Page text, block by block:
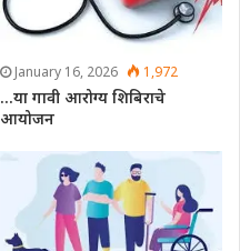
January 16, 2026 1,972
…या गावी आरोग्य शिबिराचे
आयोजन